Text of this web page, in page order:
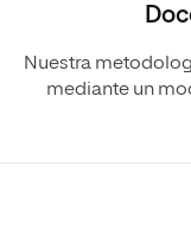
Nuestra
mediante un